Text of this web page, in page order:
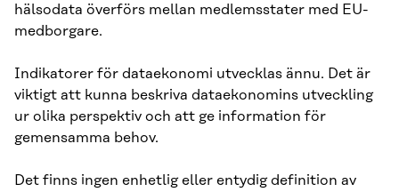
hälsodata överförs mellan medlemsstater med EU-
medborgare.
Indikatorer för dataekonomi utvecklas ännu. Det är
viktigt att kunna beskriva dataekonomins utveckling
ur olika perspektiv och att ge information för
gemensamma behov.
Det finns ingen enhetlig eller entydig definition av